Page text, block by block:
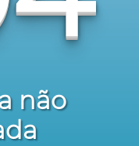
não